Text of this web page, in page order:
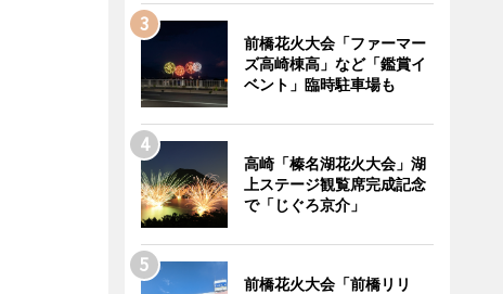
前橋花火大会「ファーマー
ズ高崎棟高」など「鑑賞イ
ベント」臨時駐車場も
高崎「榛名湖花火大会」湖
上ステージ観覧席完成記念
で「じぐろ京介」
前橋花火大会「前橋リリ